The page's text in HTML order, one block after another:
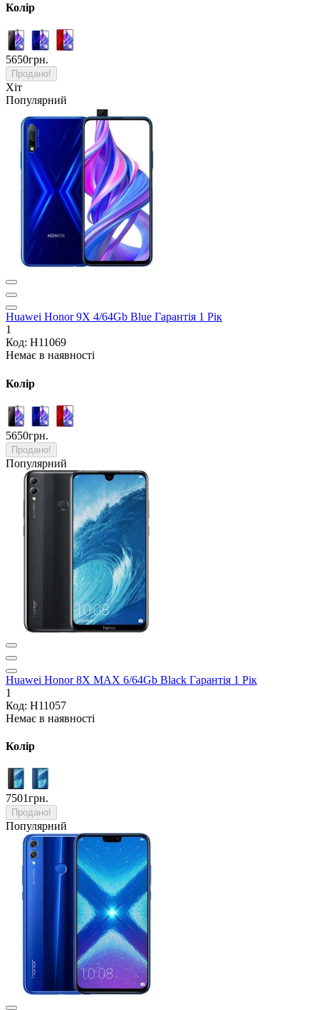
Колір
5650грн.
Продано!
Хіт
Популярний
Huawei Honor 9X 4/64Gb Blue Гарантія 1 Рік
1
Код: H11069
Немає в наявності
Колір
5650грн.
Продано!
Популярний
Huawei Honor 8X MAX 6/64Gb Black Гарантія 1 Рік
1
Код: H11057
Немає в наявності
Колір
7501грн.
Продано!
Популярний